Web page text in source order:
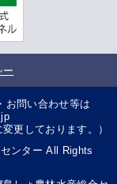
ー
お問い合わせ等は
更しております。）
ンター All Rights